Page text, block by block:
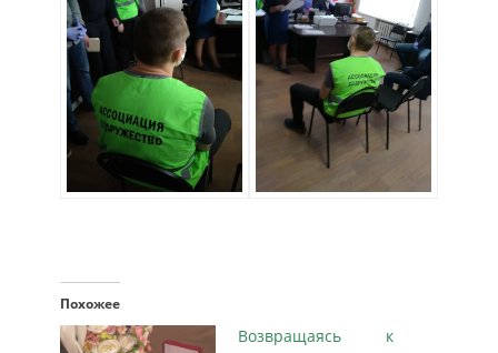
Похожее
Возвращаясь к